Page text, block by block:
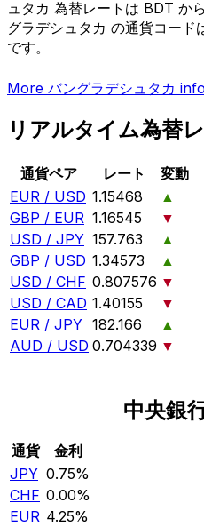
ュタカ 為替レートは BDT か
グラデシュタカ の通貨コード
です。
More バングラデシュタカ info
リアルタイム為替
通貨ペア レート
変動
EUR / USD 1.15468
▲
GBP / EUR 1.16545
▼
USD / JPY 157.763
▲
GBP / USD 1.34573
▲
USD / CHF 0.807576 ▼
USD / CAD 1.40155
▼
EUR / JPY 182.166
▲
AUD / USD 0.704339 ▼
中央銀
通貨
金利
JPY 0.75%
CHF 0.00%
EUR 4.25%